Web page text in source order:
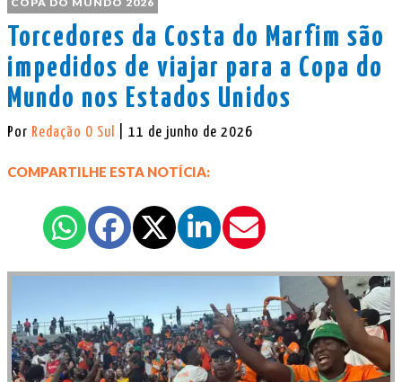
Torcedores da Costa do Marfim são
impedidos de viajar para a Copa do
Mundo nos Estados Unidos
Por Redação O Sul | 11 de junho de 2026
COMPARTILHE ESTA NOTÍCIA: